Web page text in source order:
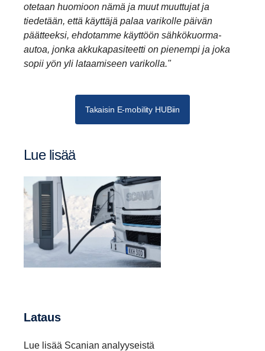
otetaan huomioon nämä ja muut muuttujat ja
tiedetään, että käyttäjä palaa varikolle päivän
päätteeksi, ehdotamme käyttöön sähkökuorma-
autoa, jonka akkukapasiteetti on pienempi ja joka
sopii yön yli lataamiseen varikolla."
Takaisin E-mobility HUBiin
Lue lisää
Lataus
Lue lisää Scanian analyyseistä